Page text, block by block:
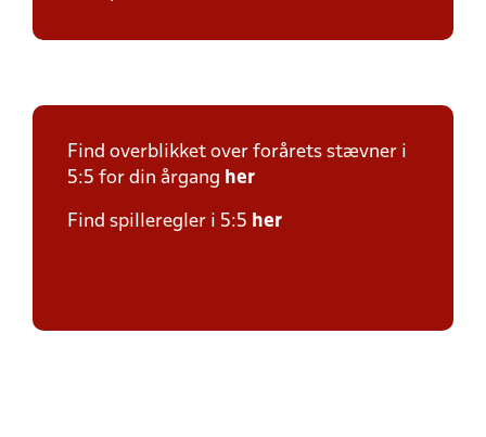
Find overblikket over forårets stævner i
5:5 for din årgang her
Find spilleregler i 5:5 her